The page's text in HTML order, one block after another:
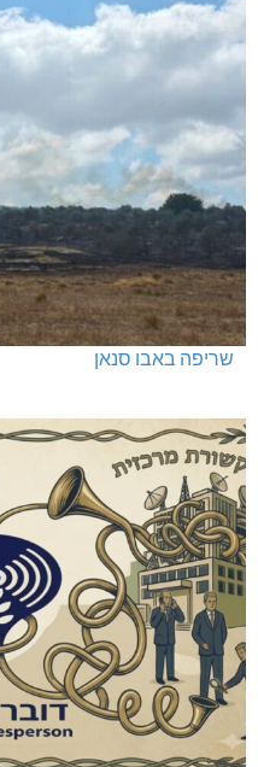
שריפה באבו סנאן